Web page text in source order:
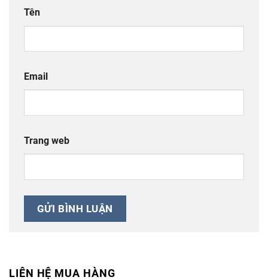
Tên
Email
Trang web
LIÊN HỆ MUA HÀNG